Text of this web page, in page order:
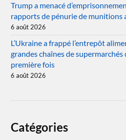
Trump a menacé
rapports de pénurie de munitions
6 août 2026
L’Ukraine a frappé l’entrepôt
grandes chaînes de supermarchés
première fois
6 août 2026
Catégories